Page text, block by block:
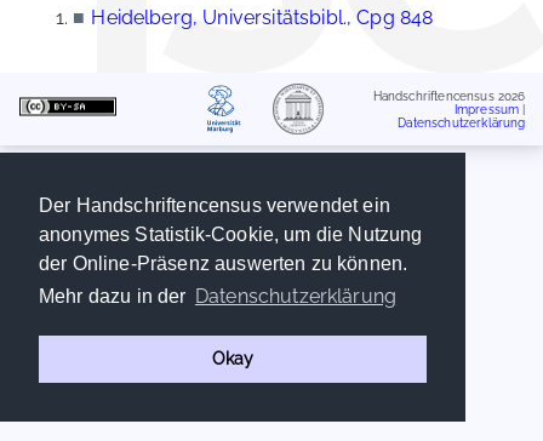
Der Handschriftencensus verwendet ein
anonymes Statistik-Cookie, um die Nutzung
der Online-Präsenz auswerten zu können.
Mehr dazu in der Datenschutzerklärung
Okay
■ Heidelberg, Universitätsbibl., Cpg 848
Handschriftencensus 2026
Impressum
Datenschutzerklärung